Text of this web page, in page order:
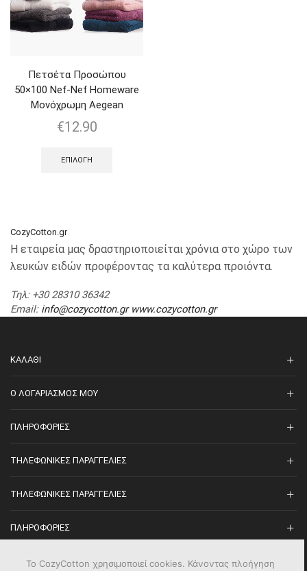
Πετσέτα Προσώπου
50×100 Nef-Nef Homeware
Μονόχρωμη Aegean
€12.90
ΕΠΙΛΟΓΉ
CozyCotton.gr
Η εταιρεία μας δραστηριοποιείται χρόνια στο χώρο των
λευκών ειδών προφέροντας τα καλύτερα προιόντα.
Τηλ: +30 28310 36342
Email: info@cozycotton.gr www.cozycotton.gr
ΚΑΛΆΘΙ
O ΛΟΓΑΡΙΑΣΜΌΣ ΜΟΥ
ΠΛΗΡΟΦΟΡΊΕΣ
ΤΗΛΕΦΩΝΙΚΈΣ ΠΑΡΑΓΓΕΛΊΕΣ
ΤΗΛΕΦΩΝΙΚΈΣ ΠΑΡΑΓΓΕΛΊΕΣ
ΠΛΗΡΟΦΟΡΊΕΣ
Το CozyCotton χρησιμοποιεί cookies. Κάνοντας πλοήγηση